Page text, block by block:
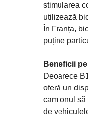
stimularea
utilizează
În Franța,
puține
Beneficii
Deoarece
oferă un
camionul să
de